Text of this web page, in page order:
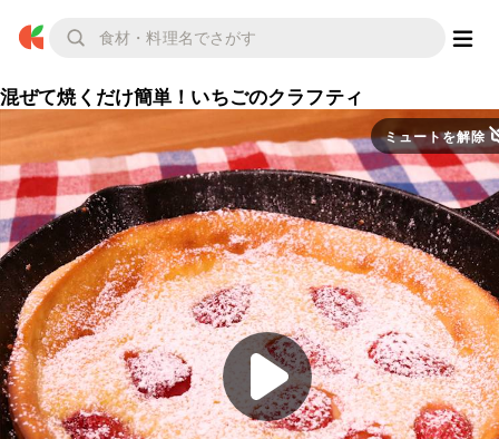
混ぜて焼くだけ簡単！いちごのクラフティ
ミュートを解除